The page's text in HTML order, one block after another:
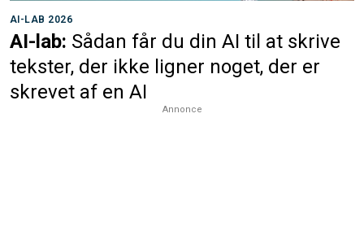
AI-LAB 2026
AI-lab: Sådan får du din AI til at skrive
tekster, der ikke ligner noget, der er
skrevet af en AI
Annonce